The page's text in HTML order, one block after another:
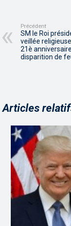
Précédent
SM le Roi
veillée
21è
disparition de
Articles